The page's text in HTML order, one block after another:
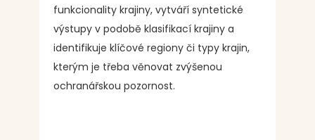
funkcionality krajiny, vytváří syntetické
výstupy v podobě klasifikací krajiny a
identifikuje klíčové regiony či typy krajin,
kterým je třeba věnovat zvýšenou
ochranářskou pozornost.